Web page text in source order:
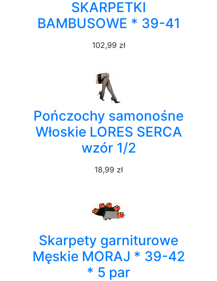
SKARPETKI
BAMBUSOWE * 39-41
102,99 zł
Pończochy samonośne
Włoskie LORES SERCA
wzór 1/2
18,99 zł
Skarpety garniturowe
Męskie MORAJ * 39-42
* 5 par